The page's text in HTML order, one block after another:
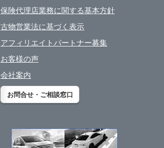
保険代理店業務に関する基本方針
古物営業法に基づく表示
アフィリエイトパートナー募集
お客様の声
会社案内
お問合せ・ご相談窓口